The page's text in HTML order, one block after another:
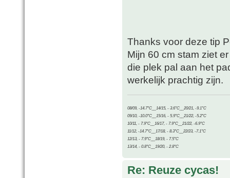
Thanks voor deze tip
Mijn 60 cm stam ziet
die plek pal aan het
werkelijk prachtig zijn.
08/09, -14.7°C__14/15, - 3.6°C__20/21, -9.1°C
09/10, -10.0°C__15/16, - 5.9°C__21/22, -5.2°C
10/11, - 7.9°C__16/17, - 7.9°C__21/22, -6.9°C
11/12, -14.7°C__17/18, - 8.3°C__22/23, -7.1°C
12/13, - 7.9°C__18/19, - 7.5°C
13/14, - 0.8°C__19/20, - 2.8°C
Re: Reuze cycas!